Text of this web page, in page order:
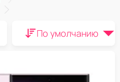
По умолчанию